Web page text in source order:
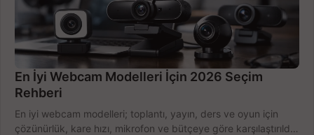
En İyi Webcam Modelleri İçin 2026 Seçim
Rehberi
En iyi webcam modelleri; toplantı, yayın, ders ve oyun için
çözünürlük, kare hızı, mikrofon ve bütçeye göre karşılaştırıldı.